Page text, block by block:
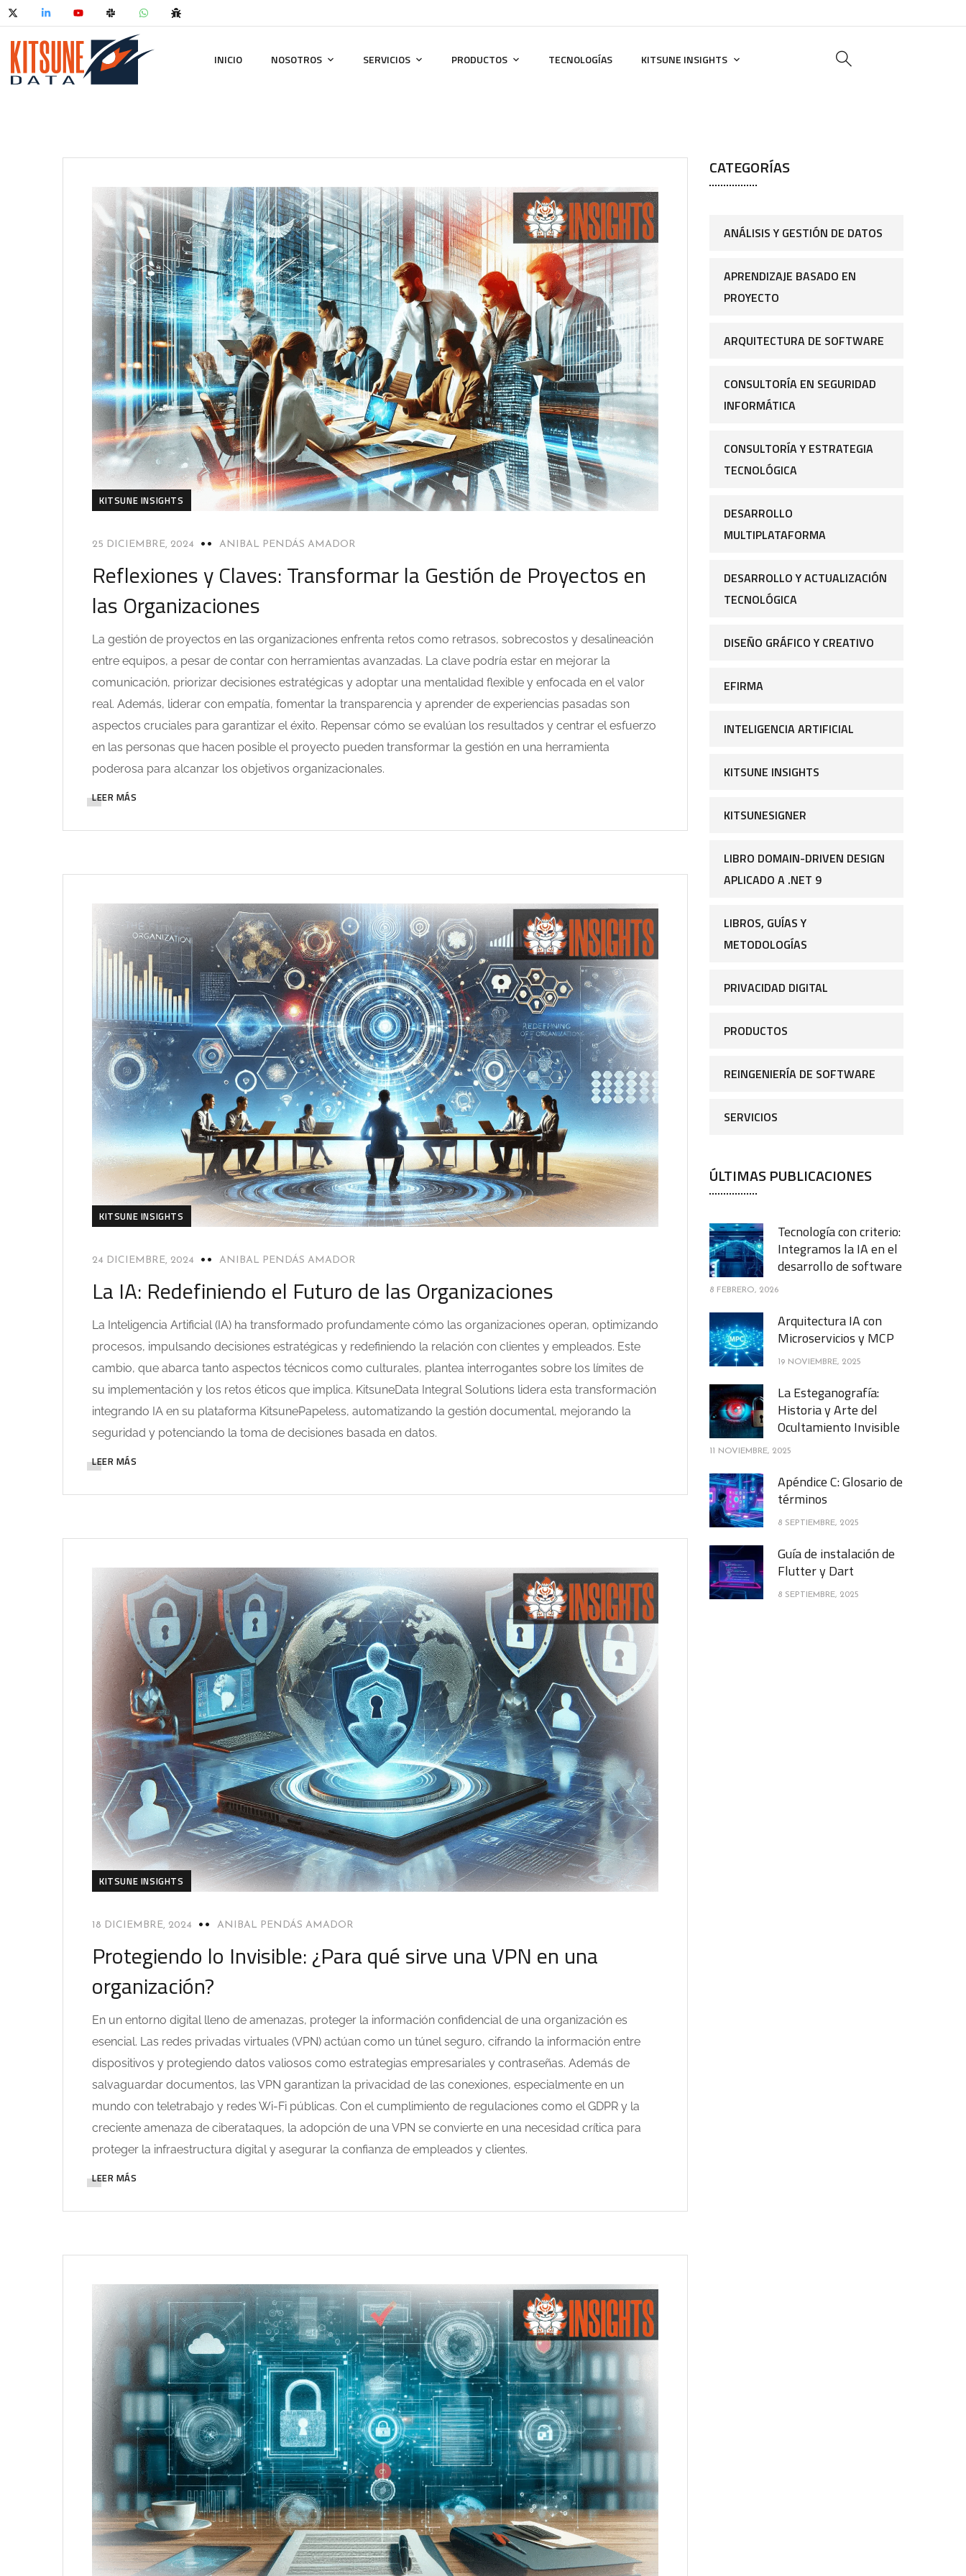
INICIO NOSOTROS SERVICIOS PRODUCTOS TECNOLOGÍAS KITSUNE INSIGHTS
KITSUNE INSIGHTS
25 DICIEMBRE, 2024 ANIBAL PENDÁS AMADOR
Reflexiones y Claves: Transformar la Gestión de Proyectos en
las Organizaciones
La gestión de proyectos en las organizaciones enfrenta retos como retrasos, sobrecostos y desalineación
entre equipos, a pesar de contar con herramientas avanzadas. La clave podría estar en mejorar la
comunicación, priorizar decisiones estratégicas y adoptar una mentalidad flexible y enfocada en el valor
real. Además, liderar con empatía, fomentar la transparencia y aprender de experiencias pasadas son
aspectos cruciales para garantizar el éxito. Repensar cómo se evalúan los resultados y centrar el esfuerzo
en las personas que hacen posible el proyecto pueden transformar la gestión en una herramienta
poderosa para alcanzar los objetivos organizacionales.
LEER MÁS
KITSUNE INSIGHTS
24 DICIEMBRE, 2024 ANIBAL PENDÁS AMADOR
La IA: Redefiniendo el Futuro de las Organizaciones
La Inteligencia Artificial (IA) ha transformado profundamente cómo las organizaciones operan, optimizando
procesos, impulsando decisiones estratégicas y redefiniendo la relación con clientes y empleados. Este
cambio, que abarca tanto aspectos técnicos como culturales, plantea interrogantes sobre los límites de
su implementación y los retos éticos que implica. KitsuneData Integral Solutions lidera esta transformación
integrando IA en su plataforma KitsunePapeless, automatizando la gestión documental, mejorando la
seguridad y potenciando la toma de decisiones basada en datos.
LEER MÁS
KITSUNE INSIGHTS
18 DICIEMBRE, 2024 ANIBAL PENDÁS AMADOR
Protegiendo lo Invisible: ¿Para qué sirve una VPN en una
organización?
En un entorno digital lleno de amenazas, proteger la información confidencial de una organización es
esencial. Las redes privadas virtuales (VPN) actúan como un túnel seguro, cifrando la información entre
dispositivos y protegiendo datos valiosos como estrategias empresariales y contraseñas. Además de
salvaguardar documentos, las VPN garantizan la privacidad de las conexiones, especialmente en un
mundo con teletrabajo y redes Wi-Fi públicas. Con el cumplimiento de regulaciones como el GDPR y la
creciente amenaza de ciberataques, la adopción de una VPN se convierte en una necesidad crítica para
proteger la infraestructura digital y asegurar la confianza de empleados y clientes.
LEER MÁS
CATEGORÍAS
ANÁLISIS Y GESTIÓN DE DATOS
APRENDIZAJE BASADO EN
PROYECTO
ARQUITECTURA DE SOFTWARE
CONSULTORÍA EN SEGURIDAD
INFORMÁTICA
CONSULTORÍA Y ESTRATEGIA
TECNOLÓGICA
DESARROLLO
MULTIPLATAFORMA
DESARROLLO Y ACTUALIZACIÓN
TECNOLÓGICA
DISEÑO GRÁFICO Y CREATIVO
EFIRMA
INTELIGENCIA ARTIFICIAL
KITSUNE INSIGHTS
KITSUNESIGNER
LIBRO DOMAIN-DRIVEN DESIGN
APLICADO A .NET 9
LIBROS, GUÍAS Y
METODOLOGÍAS
PRIVACIDAD DIGITAL
PRODUCTOS
REINGENIERÍA DE SOFTWARE
SERVICIOS
ÚLTIMAS PUBLICACIONES
Tecnología con criterio:
Integramos la IA en el
desarrollo de software
8 FEBRERO, 2026
Arquitectura IA con
Microservicios y MCP
19 NOVIEMBRE, 2025
La Esteganografía:
Historia y Arte del
Ocultamiento Invisible
11 NOVIEMBRE, 2025
Apéndice C: Glosario de
términos
8 SEPTIEMBRE, 2025
Guía de instalación de
Flutter y Dart
8 SEPTIEMBRE, 2025